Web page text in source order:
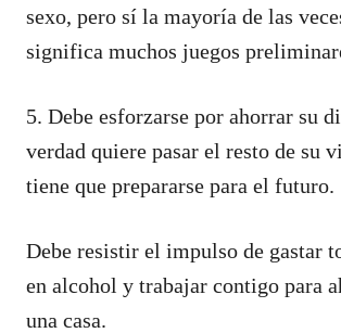
sexo, pero sí la mayoría de las
significa muchos juegos
5. Debe esforzarse por ahorrar su
verdad quiere pasar el resto de su
tiene que prepararse para el futuro.
Debe resistir el impulso de gastar
en alcohol y trabajar contigo para
una casa.